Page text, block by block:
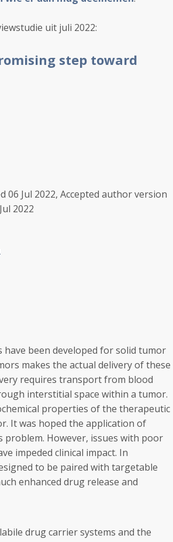
uit juli 2022:
step toward
06 Jul 2022, Accepted author version
2022
been developed for solid tumor
makes the actual delivery of these
requires transport from blood
interstitial space within a tumor.
properties of the therapeutic
It was hoped the application of
problem. However, issues with poor
impeded clinical impact. In
to be paired with targetable
enhanced drug release and
drug carrier systems and the